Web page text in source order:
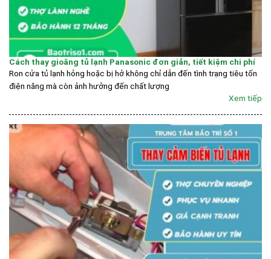
Cách thay gioăng tủ lạnh Panasonic đơn giản, tiết kiệm chi phí
Ron cửa tủ lạnh hỏng hoặc bị hở không chỉ dẫn đến tình trạng tiêu tốn
điện năng mà còn ảnh hưởng đến chất lượng
Xem tiếp